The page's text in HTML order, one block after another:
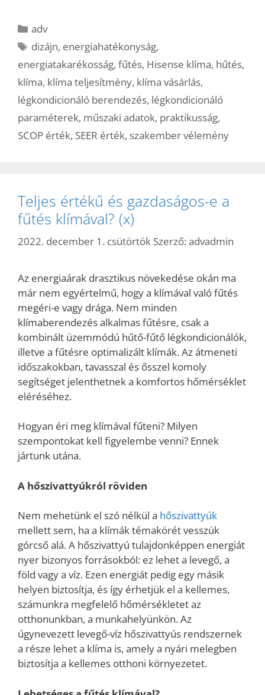
Kategória
adv
Címkék
dizájn, energiahatékonyság,
energiatakarékosság, fűtés, Hisense klíma, hűtés,
klíma, klíma teljesítmény, klíma vásárlás,
légkondicionáló berendezés, légkondicionáló
paraméterek, műszaki adatok, praktikusság,
SCOP érték, SEER érték, szakember vélemény
Teljes értékű és gazdaságos-e a
fűtés klímával? (x)
2022. december 1. csütörtök Szerző: advadmin
Az energiaárak drasztikus növekedése okán ma
már nem egyértelmű, hogy a klímával való fűtés
megéri-e vagy drága. Nem minden
klímaberendezés alkalmas fűtésre, csak a
kombinált üzemmódú hűtő-fűtő légkondicionálók,
illetve a fűtésre optimalizált klímák. Az átmeneti
időszakokban, tavasszal és ősszel komoly
segítséget jelenthetnek a komfortos hőmérséklet
eléréséhez.
Hogyan éri meg klímával fűteni? Milyen
szempontokat kell figyelembe venni? Ennek
jártunk utána.
A hőszivattyúkról röviden
Nem mehetünk el szó nélkül a hőszivattyúk
mellett sem, ha a klímák témakörét vesszük
górcső alá. A hőszivattyú tulajdonképpen energiát
nyer bizonyos forrásokból: ez lehet a levegő, a
föld vagy a víz. Ezen energiát pedig egy másik
helyen biztosítja, és így érhetjük el a kellemes,
számunkra megfelelő hőmérsékletet az
otthonunkban, a munkahelyünkön. Az
úgynevezett levegő-víz hőszivattyús rendszernek
a része lehet a klíma is, amely a nyári melegben
biztosítja a kellemes otthoni környezetet.